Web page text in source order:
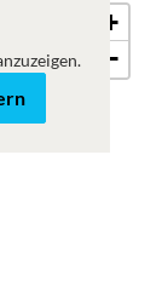
+
−